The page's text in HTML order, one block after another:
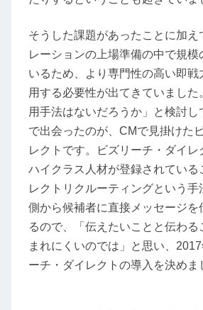
そうした課題があったことに加え
レーションの上場準備の中で規模
いるため、より専門性の高い即戦
用する必要性が出てきていまし
用手法はないだろうか」と検討
で出会ったのが、CMで見掛けた
レクトです。ビズリーチ・ダイ
ハイクラス人材が登録されている
レクトリクルーティングという手
側から候補者に直接メッセージを
るので、「伝えたいことと伝わる
まれにくいのでは」と思い、
ーチ・ダイレクトの導入を決めま